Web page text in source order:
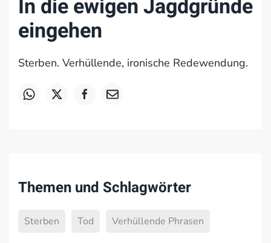
In die ewigen Jagdgründe
eingehen
Sterben. Verhüllende, ironische Redewendung.
Themen und Schlagwörter
Sterben Tod Verhüllende Phrasen